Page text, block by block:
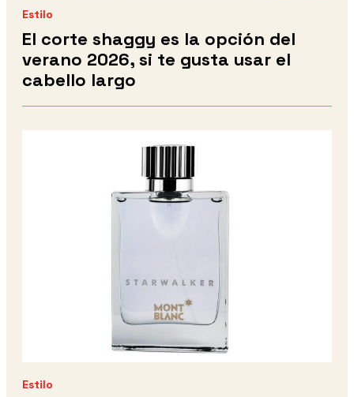
Estilo
El corte shaggy es la opción del
verano 2026, si te gusta usar el
cabello largo
Estilo